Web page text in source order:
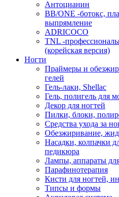
Антоцианин
BB/ONE -ботокс,
выпрямление
ADRICOCO
TNL -
(корейская версия)
Ногти
Праймеры и
гелей
Гель-лаки, Shellac
Гель, полигель для
Декор для ногтей
Пилки, блоки,
Средства ухода за
Обезжиривание,
Насадки, колпачки
педикюра
Лампы, аппараты
Парафинотерапия
Кисти для ногтей,
Типсы и формы